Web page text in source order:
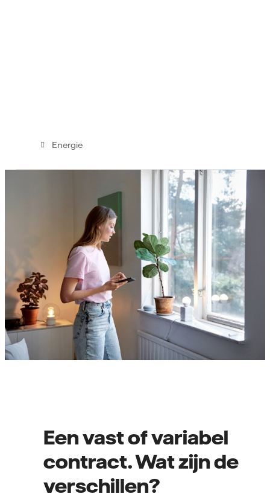
Energie
Een vast of variabel
contract. Wat zijn de
verschillen?